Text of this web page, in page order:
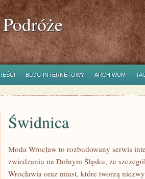
BLOG INTERNETOWY ARCHIWUM
Świdnica
Moda Wrocław to rozbudowany serwis
zwiedzaniu na Dolnym Śląsku, ze
Wrocławia oraz miast, które tworzą